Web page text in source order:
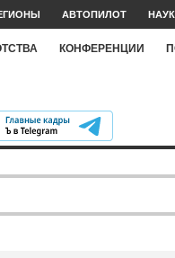
АВТОПИЛОТ
КОНФЕРЕНЦИИ